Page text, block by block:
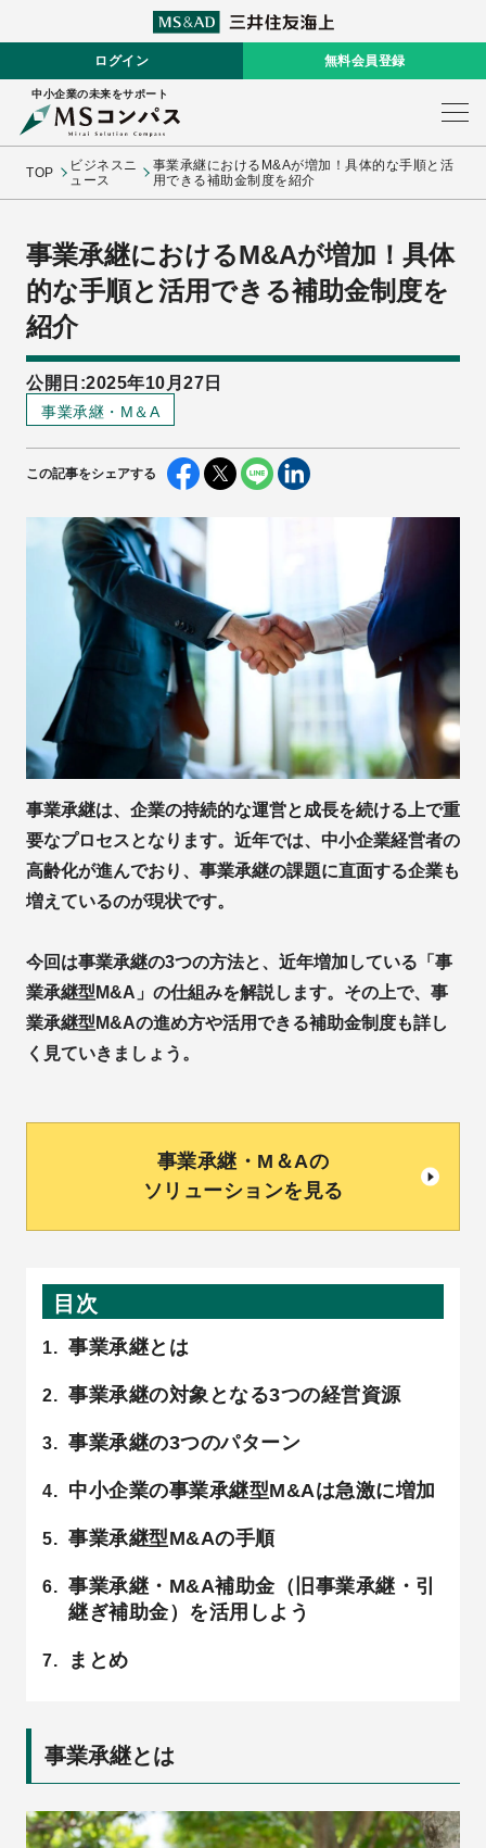
ログイン 無料会員登録
中小企業の未来をサポート
TOP
ビジネスニ
ュース
事業承継におけるM&Aが増加！具体的な手順と活
用できる補助金制度を紹介
事業承継におけるM&Aが増加！具体
的な手順と活用できる補助金制度を
紹介
公開日:2025年10月27日
事業承継・M＆A
この記事をシェアする
事業承継は、企業の持続的な運営と成長を続ける上で重
要なプロセスとなります。近年では、中小企業経営者の
高齢化が進んでおり、事業承継の課題に直面する企業も
増えているのが現状です。
今回は事業承継の3つの方法と、近年増加している「事
業承継型M&A」の仕組みを解説します。その上で、事
業承継型M&Aの進め方や活用できる補助金制度も詳し
く見ていきましょう。
事業承継・M＆Aの
ソリューションを見る
目次
事業承継とは
事業承継の対象となる3つの経営資源
事業承継の3つのパターン
中小企業の事業承継型M&Aは急激に増加
事業承継型M&Aの手順
事業承継・M&A補助金（旧事業承継・引
継ぎ補助金）を活用しよう
まとめ
事業承継とは